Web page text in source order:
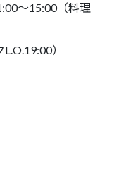
〜15:00（料理
）